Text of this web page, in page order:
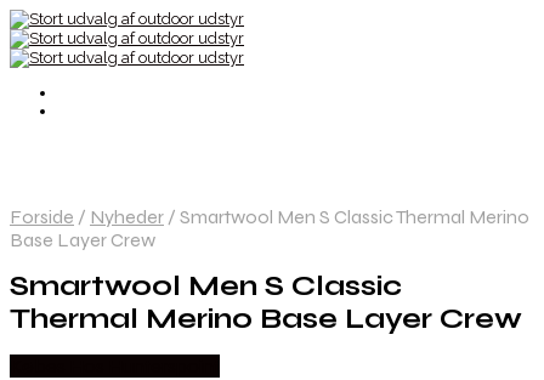
Forside / Nyheder / Smartwool Men S Classic Thermal Merino
Base Layer Crew
Smartwool Men S Classic
Thermal Merino Base Layer Crew